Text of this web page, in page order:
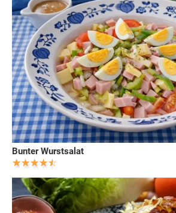
Bunter Wurstsalat